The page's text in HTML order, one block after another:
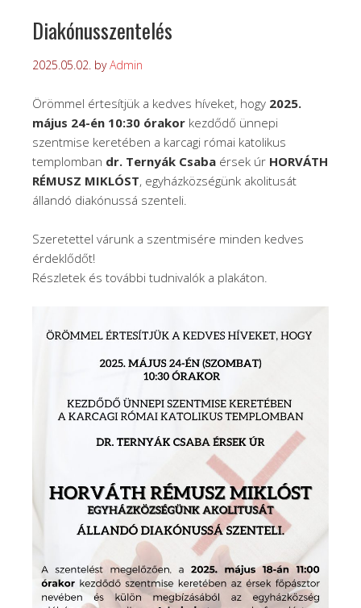
Diakónusszentelés
2025.05.02. byAdmin
Örömmel értesítjük a kedves híveket, hogy 2025.
május 24-én 10:30 órakor kezdődő ünnepi
szentmise keretében a karcagi római katolikus
templomban dr. Ternyák Csaba érsek úr HORVÁTH
RÉMUSZ MIKLÓST, egyházközségünk akolitusát
állandó diakónussá szenteli.
Szeretettel várunk a szentmisére minden kedves
érdeklődőt!
Részletek és további tudnivalók a plakáton.